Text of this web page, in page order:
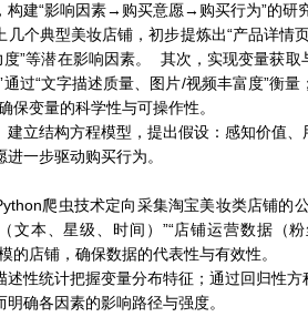
构建“影响因素→购买意愿→购买行为”的研
个典型美妆店铺，初步提炼出“产品详情
度”等潜在影响因素。 其次，实现变量获
过“文字描述质量、图片/视频丰富度”衡量
保变量的科学性与可操作性。
建立结构方程模型，提出假设：感知价值
一步驱动购买行为。
爬虫技术定向采集淘宝美妆类店铺的
文本、星级、时间）”“店铺运营数据（
的店铺，确保数据的代表性与有效性。
述性统计把握变量分布特征；通过回归性
确各因素的影响路径与强度。